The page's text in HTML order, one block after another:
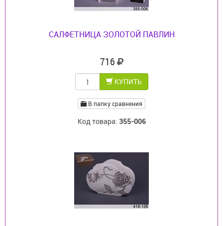
САЛФЕТНИЦА ЗОЛОТОЙ ПАВЛИН
716
КУПИТЬ
В папку сравнения
Код товара: 355-006